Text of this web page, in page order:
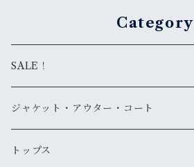
Category
SALE！
ジャケット・アウター・コート
デニムジャケット
トップス